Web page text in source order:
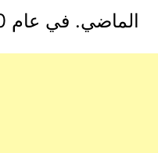
الماضي. في عام 1970